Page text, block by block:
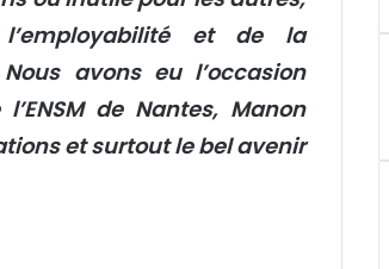
et de la
avons eu l’occasion
de Nantes, Manon
et surtout le bel avenir